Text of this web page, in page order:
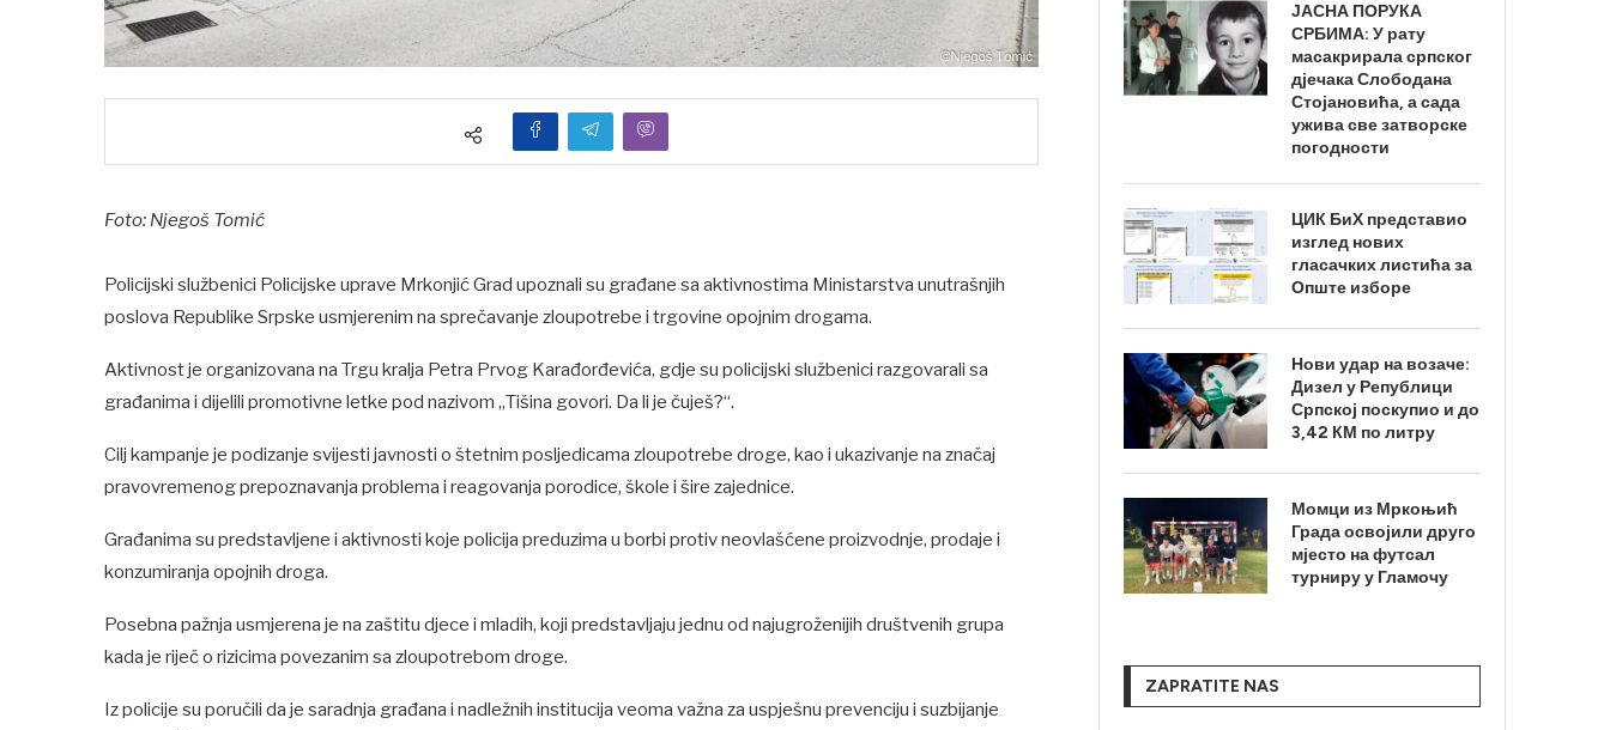
Foto: Njegoš Tomić
Policijski službenici Policijske uprave Mrkonjić Grad upoznali su građane sa aktivnostima Ministarstva unutrašnjih
poslova Republike Srpske usmjerenim na sprečavanje zloupotrebe i trgovine opojnim drogama.
Aktivnost je organizovana na Trgu kralja Petra Prvog Karađorđevića, gdje su policijski službenici razgovarali sa
građanima i dijelili promotivne letke pod nazivom „Tišina govori. Da li je čuješ?“.
Cilj kampanje je podizanje svijesti javnosti o štetnim posljedicama zloupotrebe droge, kao i ukazivanje na značaj
pravovremenog prepoznavanja problema i reagovanja porodice, škole i šire zajednice.
Građanima su predstavljene i aktivnosti koje policija preduzima u borbi protiv neovlašćene proizvodnje, prodaje i
konzumiranja opojnih droga.
Posebna pažnja usmjerena je na zaštitu djece i mladih, koji predstavljaju jednu od najugroženijih društvenih grupa
kada je riječ o rizicima povezanim sa zloupotrebom droge.
Iz policije su poručili da je saradnja građana i nadležnih institucija veoma važna za uspješnu prevenciju i suzbijanje
ЈАСНА ПОРУКА
СРБИМА: У рату
масакрирала српског
дјечака Слободана
Стојановића, а сада
ужива све затворске
погодности
ЦИК БиХ представио
изглед нових
гласачких листића за
Опште изборе
Нови удар на возаче:
Дизел у Републици
Српској поскупио и до
3,42 КМ по литру
Момци из Мркоњић
Града освојили друго
мјесто на футсал
турниру у Гламочу
ZAPRATITE NAS